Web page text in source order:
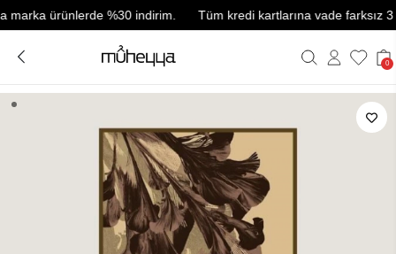
ürünlerde %30 indirim. Tüm kredi kartlarına vade farksız 3
0